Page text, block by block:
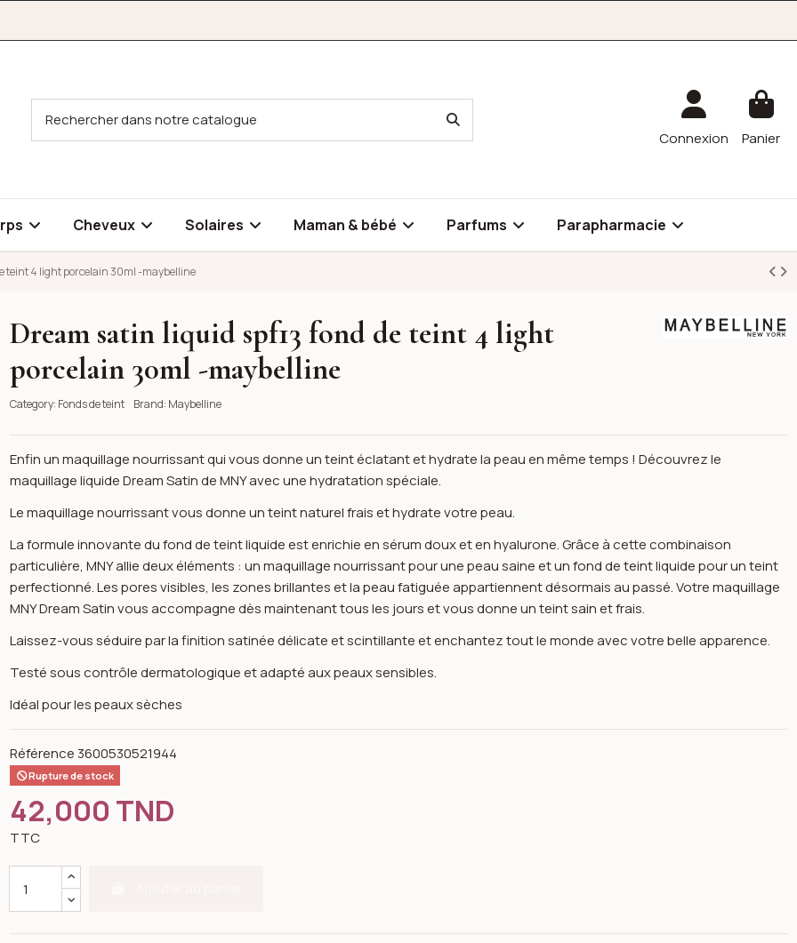
Connexion Panier
Cheveux Solaires Maman & bébé Parfums Parapharmacie
teint 4 light porcelain 30ml -maybelline
4 light porcelain 30ml -maybelline
image gallery for Dream satin liquid spf13 fond de teint 4 light porcelain 30ml -maybelline
Maybelline
Dream satin liquid spf13 fond de teint 4 light
porcelain 30ml -maybelline
Category: Fonds de teint Brand: Maybelline
Enfin un maquillage nourrissant qui vous donne un teint éclatant et hydrate la peau en même temps ! Découvrez le
maquillage liquide Dream Satin de MNY avec une hydratation spéciale.
Le maquillage nourrissant vous donne un teint naturel frais et hydrate votre peau.
La formule innovante du fond de teint liquide est enrichie en sérum doux et en hyalurone. Grâce à cette combinaison
particulière, MNY allie deux éléments : un maquillage nourrissant pour une peau saine et un fond de teint liquide pour un teint
perfectionné. Les pores visibles, les zones brillantes et la peau fatiguée appartiennent désormais au passé. Votre maquillage
MNY Dream Satin vous accompagne dès maintenant tous les jours et vous donne un teint sain et frais.
Laissez-vous séduire par la finition satinée délicate et scintillante et enchantez tout le monde avec votre belle apparence.
Testé sous contrôle dermatologique et adapté aux peaux sensibles.
Idéal pour les peaux sèches
Référence 3600530521944
Rupture de stock
42,000 TND
TTC